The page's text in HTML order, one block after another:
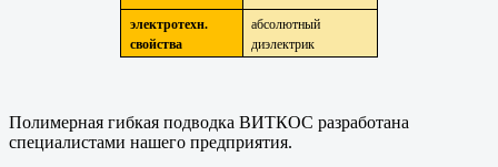
электротехн.
свойства
абсолютный
диэлектрик
Полимерная гибкая подводка ВИТКОС разработана
специалистами нашего предприятия.